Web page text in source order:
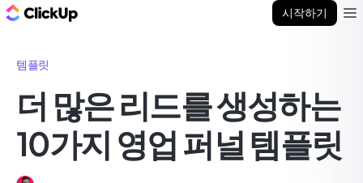
시작하기
템플릿
더 많은 리드를 생성하는
10가지 영업 퍼널 템플릿